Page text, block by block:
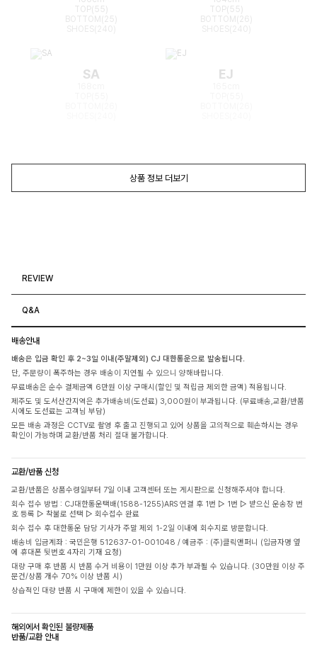
TOP(55)
BOTTOM(25)
TOP(55)
BOTTOM(26)
SA EJ
상품 정보 더보기
REVIEW
Q&A
배송안내
배송은 입금 확인 후 2~3일 이내(주말제외) CJ 대한통운으로 발송됩니다.
단, 주문량이 폭주하는 경우 배송이 지연될 수 있으니 양해바랍니다.
무료배송은 순수 결제금액 6만원 이상 구매시(할인 및 적립금 제외한 금액) 적용됩니다.
제주도 및 도서산간지역은 추가배송비(도선료) 3,000원이 부과됩니다. (무료배송,교환/반품
시에도 도선료는 고객님 부담)
모든 배송 과정은 CCTV로 촬영 후 출고 진행되고 있어 상품을 고의적으로 훼손하시는 경우
확인이 가능하며 교환/반품 처리 절대 불가합니다.
교환/반품 신청
교환/반품은 상품수령일부터 7일 이내 고객센터 또는 게시판으로 신청해주셔야 합니다.
회수 접수 방법 : CJ대한통운택배(1588-1255)ARS 연결 후 1번 ▷ 1번 ▷ 받으신 운송장 번
호 등록 ▷ 착불로 선택 ▷ 회수접수 완료
회수 접수 후 대한통운 담당 기사가 주말 제외 1-2일 이내에 회수지로 방문합니다.
배송비 입금계좌 : 국민은행 512637-01-001048 / 예금주 : (주)클릭앤퍼니 (입금자명 옆
에 휴대폰 뒷번호 4자리 기재 요청)
대량 구매 후 반품 시 반품 수거 비용이 1만원 이상 추가 부과될 수 있습니다. (30만원 이상 주
문건/상품 개수 70% 이상 반품 시)
상습적인 대량 반품 시 구매에 제한이 있을 수 있습니다.
해외에서 확인된 불량제품
반품/교환 안내